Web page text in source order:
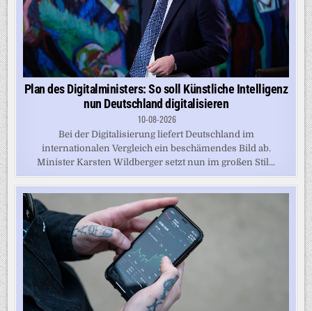
Plan des Digitalministers: So soll Künstliche Intelligenz
nun Deutschland digitalisieren
10-08-2026
Bei der Digitalisierung liefert Deutschland im
internationalen Vergleich ein beschämendes Bild ab.
Minister Karsten Wildberger setzt nun im großen Stil...